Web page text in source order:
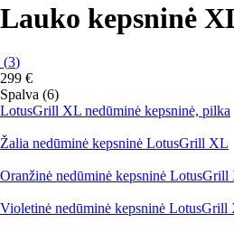
Lauko kepsninė
(3)
299 €
Spalva (6)
LotusGrill XL nedūminė kepsninė, pilka
Žalia nedūminė kepsninė LotusGrill XL
Oranžinė nedūminė kepsninė LotusGrill
Violetinė nedūminė kepsninė LotusGrill